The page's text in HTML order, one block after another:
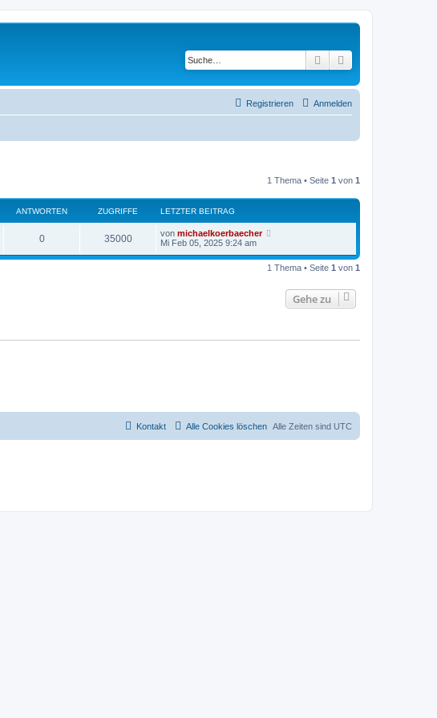
Suche
Anmelden
Registrieren
1 Thema • Seite 1 von 1
ANTWORTEN ZUGRIFFE LETZTER BEITRAG
0 35000 von michaelkoerbaecher
Mi Feb 05, 2025 9:24 am
1 Thema • Seite 1 von 1
Gehe zu
Alle Zeiten sind UTC
Alle Cookies löschen
Kontakt